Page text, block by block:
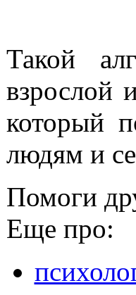
Такой
взрослой
который
людям и
Помоги
Еще про: